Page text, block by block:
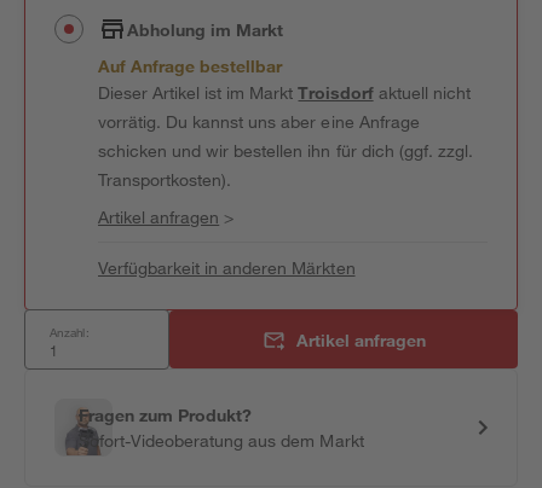
Abholung im Markt
Auf Anfrage bestellbar
Dieser Artikel ist im MarktTroisdorfaktuell nicht
vorrätig. Du kannst uns aber eine Anfrage
schicken und wir bestellen ihn für dich (ggf. zzgl.
Transportkosten).
Artikel anfragen >
Verfügbarkeit in anderen Märkten
Anzahl: Artikel anfragen
Fragen zum Produkt?
Sofort-Videoberatung aus dem Markt